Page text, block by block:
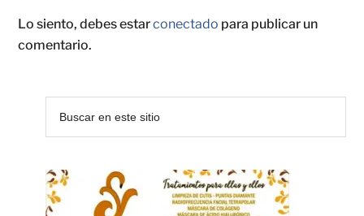
Lo siento, debes estarconectado para publicar un
comentario.